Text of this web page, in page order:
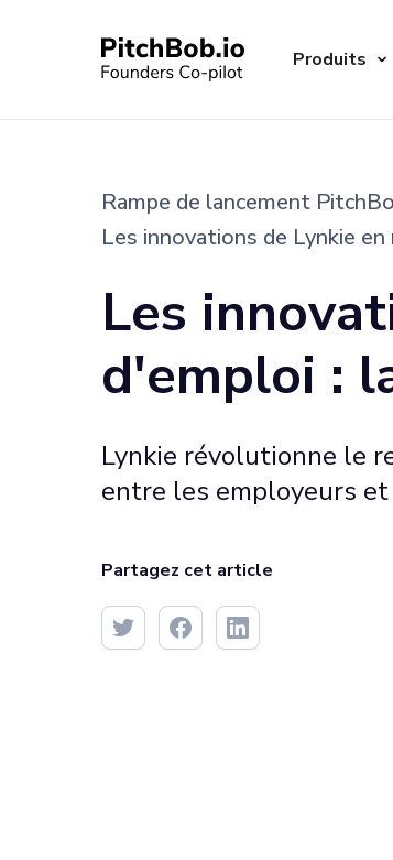
Produits
Rampe de lancement
Les innovations de Lynkie
Les
d'emploi :
Lynkie révolutionne le
entre les employeurs
Partagez cet article